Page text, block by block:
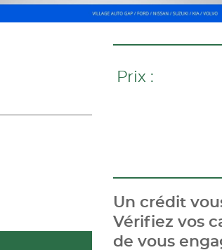
Prix :
Un crédit
Vérifiez vos
de vous